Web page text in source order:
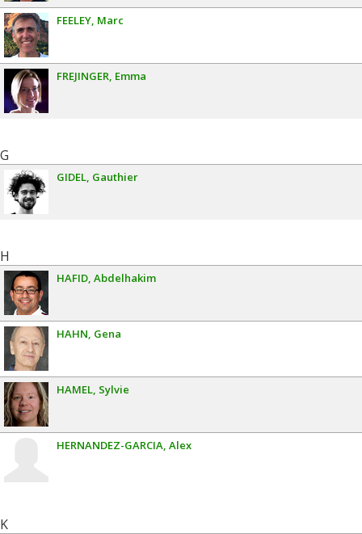
FEELEY Marc
FREJINGER Emma
G
GIDEL Gauthier
H
HAFID Abdelhakim
HAHN Gena
HAMEL Sylvie
HERNANDEZ-GARCIA Alex
K